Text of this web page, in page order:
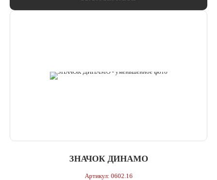
ЗНАЧОК ДИНАМО
Артикул: 0602.16